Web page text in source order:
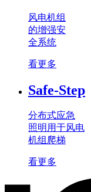
风电机组
的增强安
全系统
看更多
Safe-Step
分布式应急
照明用于风电
机组爬梯
看更多